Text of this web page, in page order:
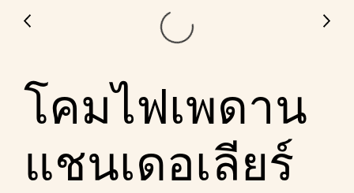
โคมไฟเพดาน
แชนเดอเลียร์